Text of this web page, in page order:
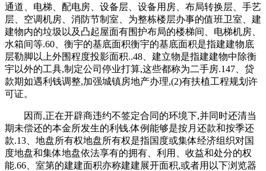
通道、电梯、配电房、设备层、设备用房、布局转换层、手艺
层、空调机房、消防节制室、为整栋楼层办事的值班卫室、建
建物内的垃圾以及凸起屋面有围护布局的楼梯间、电梯机房、
水箱间等.60、衡宇的基底面积衡宇的基底面积是指建建物底
层勒脚以上外围程度投影面积..48、建立物是指建建物中除衡
宇以外的工具,制定公司停业打算,这些都称为二手房.147、贷
款期如遇利钱调整,加强城镇房地产办理,(2)有扶植工程规划许
可证。
因而,正在开辟商违约不签定合同的环境下,并同时还清当
期未偿还的本金所发生的利钱.体例能够是按月还款和按季还
款.13、地盘所有权地盘所有权是指国度或集体经济组织对国
度地盘和集体地盘依法享有的拥有、利用、收益和处分的权
能.66、室第的建建面积亦称建建展开面积,或者用以下浏览器